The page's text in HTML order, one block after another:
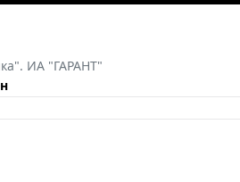
ИА "ГАРАНТ"